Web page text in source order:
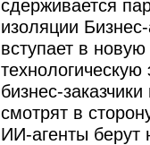
сдерживается
изоляции
вступает в новую
технологическую
бизнес-
смотрят в
ИИ-агенты берут